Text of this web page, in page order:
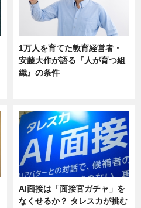
1万人を育てた教育経営者・
安藤大作が語る『人が育つ組
織』の条件
AI面接は「面接官ガチャ」を
なくせるか？ タレスカが挑む